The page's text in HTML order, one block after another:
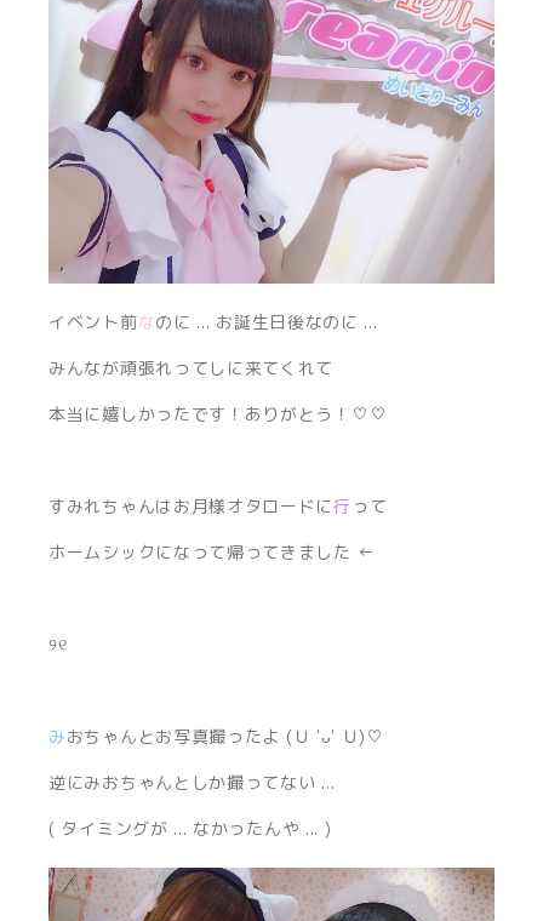
イベント前なのに ... お誕生日後なのに ...
みんなが頑張れってしに来てくれて
本当に嬉しかったです！ありがとう！♡♡
すみれちゃんはお月様オタロードに行 って
ホームシックになって帰ってきました ←
୨୧
みおちゃんとお写真撮ったよ (Ｕ 'ᴗ' Ｕ)♡
逆にみおちゃんとしか撮ってない ...
( タイミングが ... なかったんや ... )